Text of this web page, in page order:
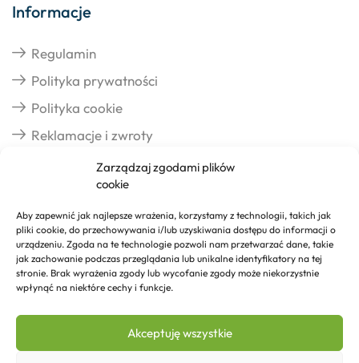
Zarządzaj zgodami plików
cookie
Aby zapewnić jak najlepsze wrażenia, korzystamy z technologii, takich jak
pliki cookie, do przechowywania i/lub uzyskiwania dostępu do informacji o
urządzeniu. Zgoda na te technologie pozwoli nam przetwarzać dane, takie
jak zachowanie podczas przeglądania lub unikalne identyfikatory na tej
stronie. Brak wyrażenia zgody lub wycofanie zgody może niekorzystnie
wpłynąć na niektóre cechy i funkcje.
Akceptuję wszystkie
Informacje
Regulamin
Polityka prywatności
Polityka cookie
Reklamacje i zwroty
Realizacja zamówień
Formy płatności
Kontakt